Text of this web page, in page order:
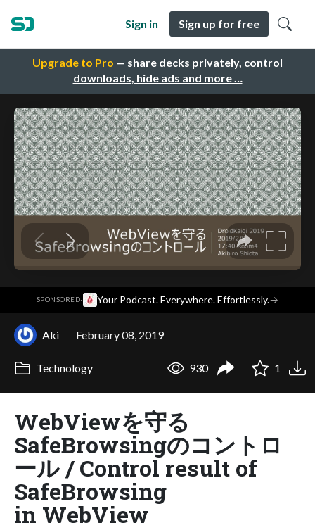
Upgrade to Pro — share decks privately, control
downloads, hide ads and more …
Sign in Sign up for free
SPONSORED· Your Podcast. Everywhere. Effortlessly.→
Aki February 08, 2019
Technology 930 1
WebViewを守る
SafeBrowsingのコントロ
ール / Control result of
SafeBrowsing
in WebView